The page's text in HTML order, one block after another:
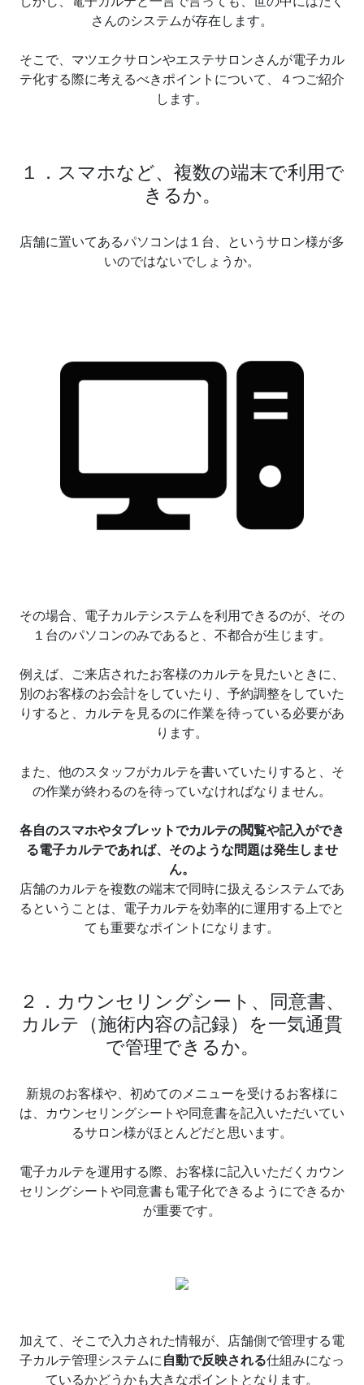
さんのシステムが存在します。
そこで、マツエクサロンやエステサロンさんが電子カル
テ化する際に考えるべきポイントについて、４つご紹介
します。
１．スマホなど、複数の端末で利用で
きるか。
店舗に置いてあるパソコンは１台、というサロン様が多
いのではないでしょうか。
その場合、電子カルテシステムを利用できるのが、その
１台のパソコンのみであると、不都合が生じます。
例えば、ご来店されたお客様のカルテを見たいときに、
別のお客様のお会計をしていたり、予約調整をしていた
りすると、カルテを見るのに作業を待っている必要があ
ります。
また、他のスタッフがカルテを書いていたりすると、そ
の作業が終わるのを待っていなければなりません。
各自のスマホやタブレットでカルテの閲覧や記入ができ
る電子カルテであれば、そのような問題は発生しませ
ん。
店舗のカルテを複数の端末で同時に扱えるシステムであ
るということは、電子カルテを効率的に運用する上でと
ても重要なポイントになります。
２．カウンセリングシート、同意書、
カルテ（施術内容の記録）を一気通貫
で管理できるか。
新規のお客様や、初めてのメニューを受けるお客様に
は、カウンセリングシートや同意書を記入いただいてい
るサロン様がほとんどだと思います。
電子カルテを運用する際、お客様に記入いただくカウン
セリングシートや同意書も電子化できるようにできるか
が重要です。
加えて、そこで入力された情報が、店舗側で管理する電
子カルテ管理システムに 自動で反映される仕組みになっ
ているかどうかも大きなポイントとなります。